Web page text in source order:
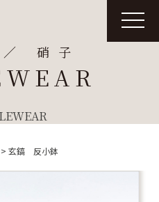
硝子
t
o
g
n
> 玄鎬 反小鉢